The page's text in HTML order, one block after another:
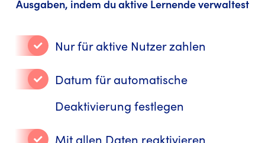
Ausgaben, indem du aktive Lernende verwaltest
Nur für aktive Nutzer zahlen
Datum für automatische
Deaktivierung festlegen
Mit allen Daten reaktivieren